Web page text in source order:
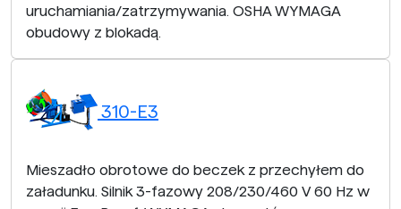
uruchamiania/zatrzymywania. OSHA WYMAGA
obudowy z blokadą.
310-E3
Mieszadło obrotowe do beczek z przechyłem do
załadunku. Silnik 3-fazowy 208/230/460 V 60 Hz w